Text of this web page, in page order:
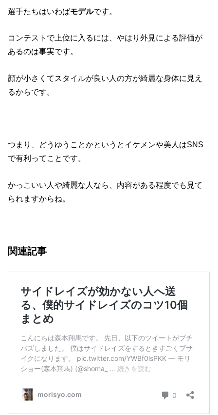
選手たちはいわばモデルです。
コンテストで上位に入るには、やはり外見による評価が
あるのは事実です。
顔が小さくてスタイルが良い人の方が綺麗な身体に見え
るからです。
つまり、どうゆうことかというとイケメンや美人はSNS
で有利ってことです。
かっこいい人や綺麗な人なら、内容がある程度でも見て
られますからね。
関連記事